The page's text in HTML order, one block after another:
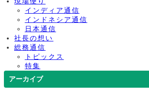
インディア通信
インドネシア通信
日本通信
社長の想い
総務通信
トピックス
特集
アーカイブ